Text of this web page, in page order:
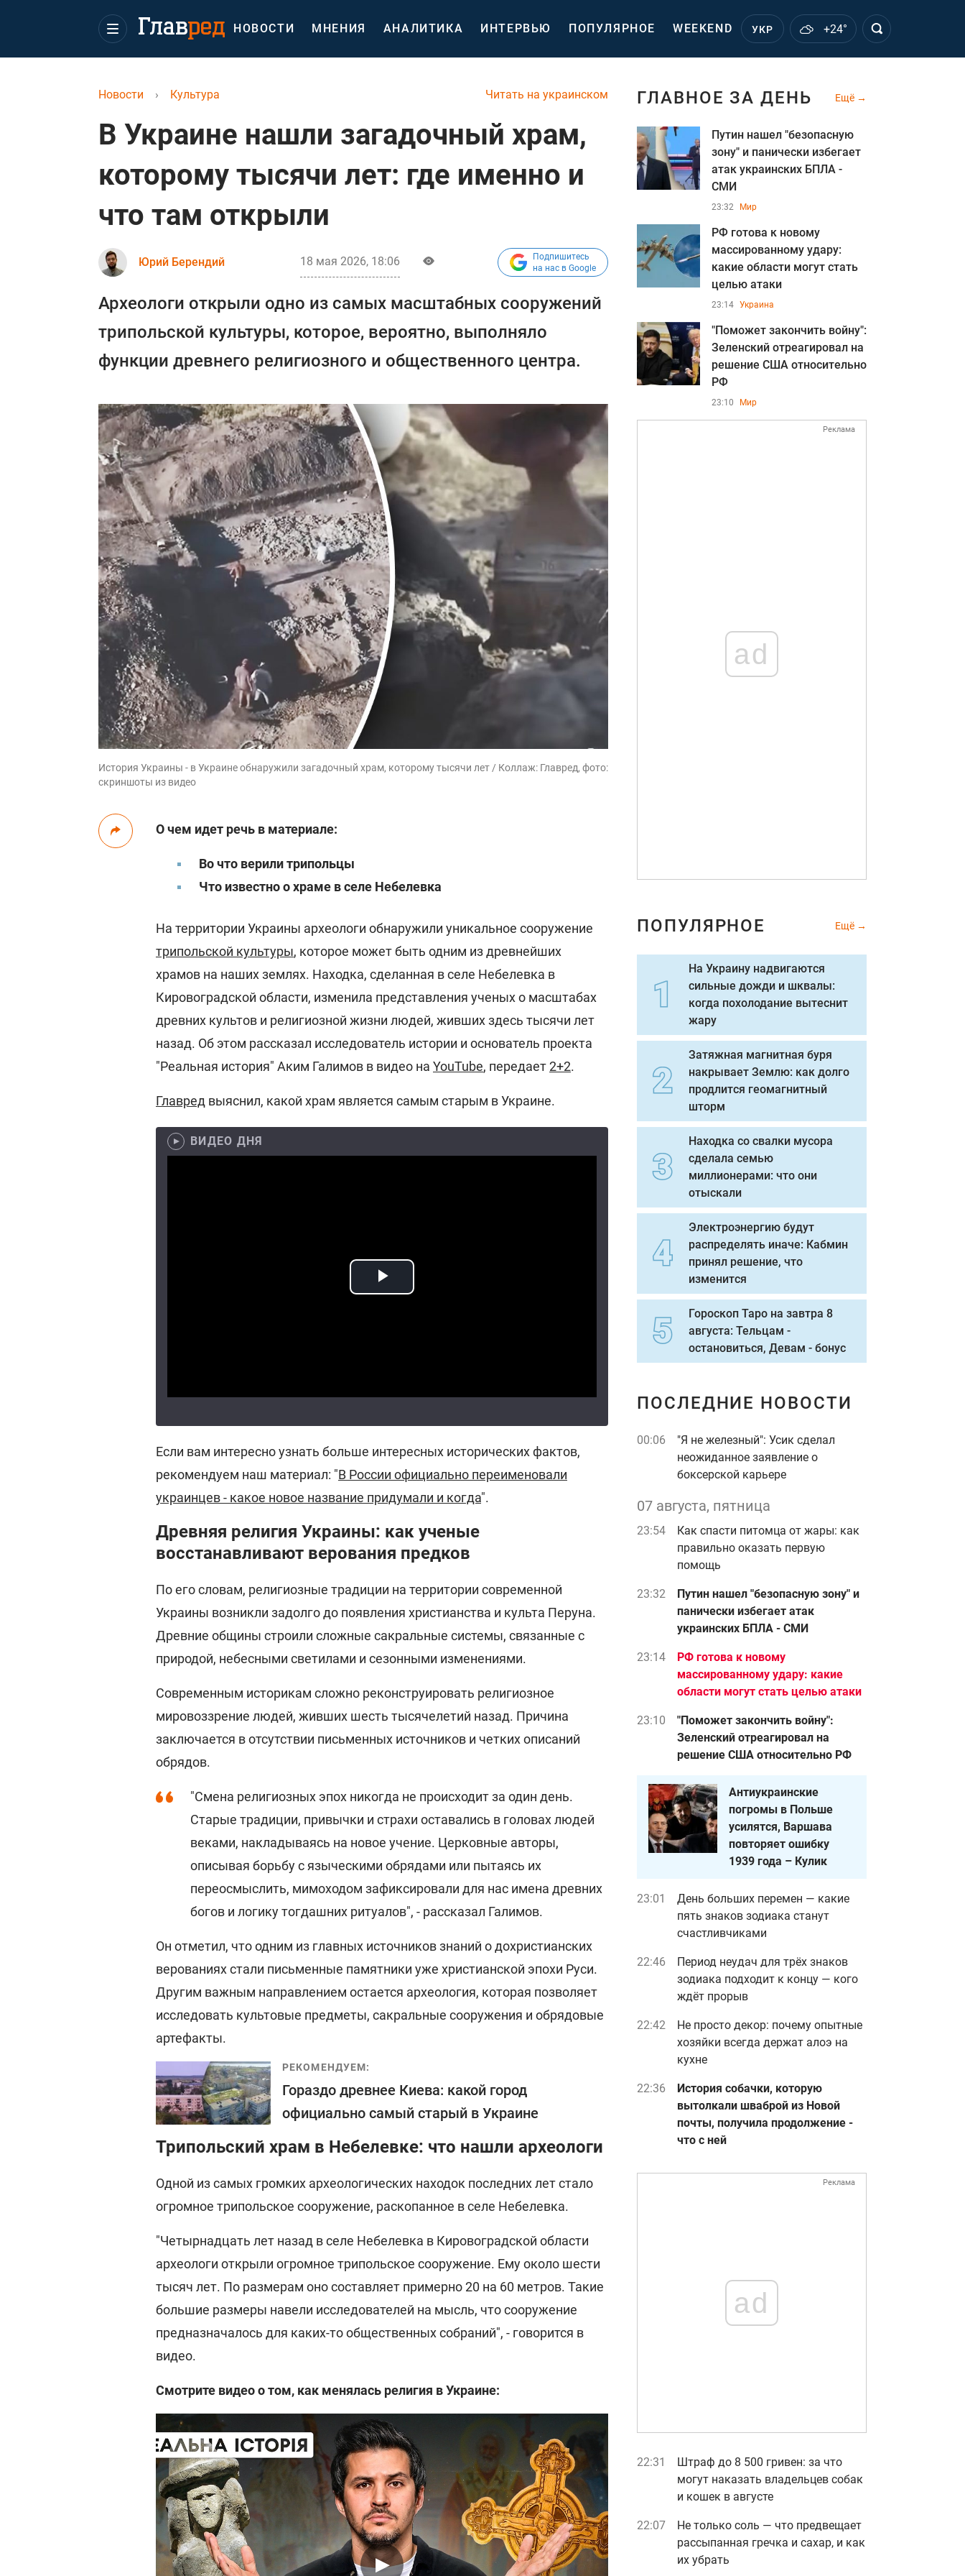
НОВОСТИ МНЕНИЯ АНАЛИТИКА ИНТЕРВЬЮ ПОПУЛЯРНОЕ WEEKEND УКР +24°
Читать на украинском
Новости › Культура
В Украине нашли загадочный храм,
которому тысячи лет: где именно и
что там открыли
Юрий Берендий 18 мая 2026, 18:06
Подпишитесь
на нас в Google
Археологи открыли одно из самых масштабных сооружений
трипольской культуры, которое, вероятно, выполняло
функции древнего религиозного и общественного центра.
История Украины - в Украине обнаружили загадочный храм, которому тысячи лет / Коллаж: Главред, фото:
скриншоты из видео
О чем идет речь в материале:
Во что верили трипольцы
Что известно о храме в селе Небелевка
На территории Украины археологи обнаружили уникальное сооружение
трипольской культуры, которое может быть одним из древнейших
храмов на наших землях. Находка, сделанная в селе Небелевка в
Кировоградской области, изменила представления ученых о масштабах
древних культов и религиозной жизни людей, живших здесь тысячи лет
назад. Об этом рассказал исследователь истории и основатель проекта
"Реальная история" Аким Галимов в видео на YouTube, передает2+2.
Главред выяснил, какой храм является самым старым в Украине.
ВИДЕО ДНЯ
Если вам интересно узнать больше интересных исторических фактов,
рекомендуем наш материал: "В России официально переименовали
украинцев - какое новое название придумали и когда".
Древняя религия Украины: как ученые
восстанавливают верования предков
По его словам, религиозные традиции на территории современной
Украины возникли задолго до появления христианства и культа Перуна.
Древние общины строили сложные сакральные системы, связанные с
природой, небесными светилами и сезонными изменениями.
Современным историкам сложно реконструировать религиозное
мировоззрение людей, живших шесть тысячелетий назад. Причина
заключается в отсутствии письменных источников и четких описаний
обрядов.
"Смена религиозных эпох никогда не происходит за один день.
Старые традиции, привычки и страхи оставались в головах людей
веками, накладываясь на новое учение. Церковные авторы,
описывая борьбу с языческими обрядами или пытаясь их
переосмыслить, мимоходом зафиксировали для нас имена древних
богов и логику тогдашних ритуалов", - рассказал Галимов.
Он отметил, что одним из главных источников знаний о дохристианских
верованиях стали письменные памятники уже христианской эпохи Руси.
Другим важным направлением остается археология, которая позволяет
исследовать культовые предметы, сакральные сооружения и обрядовые
артефакты.
РЕКОМЕНДУЕМ:
Гораздо древнее Киева: какой город
официально самый старый в Украине
Трипольский храм в Небелевке: что нашли археологи
Одной из самых громких археологических находок последних лет стало
огромное трипольское сооружение, раскопанное в селе Небелевка.
"Четырнадцать лет назад в селе Небелевка в Кировоградской области
археологи открыли огромное трипольское сооружение. Ему около шести
тысяч лет. По размерам оно составляет примерно 20 на 60 метров. Такие
большие размеры навели исследователей на мысль, что сооружение
предназначалось для каких-то общественных собраний", - говорится в
видео.
Смотрите видео о том, как менялась религия в Украине:
ГЛАВНОЕ ЗА ДЕНЬ Ещё
Путин нашел "безопасную
зону" и панически избегает
атак украинских БПЛА -
СМИ
23:32 Мир
РФ готова к новому
массированному удару:
какие области могут стать
целью атаки
23:14 Украина
"Поможет закончить войну":
Зеленский отреагировал на
решение США относительно
РФ
23:10 Мир
Реклама
ad
ПОПУЛЯРНОЕ Ещё
На Украину надвигаются
сильные дожди и шквалы:
когда похолодание вытеснит
жару
Затяжная магнитная буря
накрывает Землю: как долго
продлится геомагнитный
шторм
Находка со свалки мусора
сделала семью
миллионерами: что они
отыскали
Электроэнергию будут
распределять иначе: Кабмин
принял решение, что
изменится
Гороскоп Таро на завтра 8
августа: Тельцам -
остановиться, Девам - бонус
ПОСЛЕДНИЕ НОВОСТИ
00:06
"Я не железный": Усик сделал
неожиданное заявление о
боксерской карьере
07 августа, пятница
23:54
Как спасти питомца от жары: как
правильно оказать первую
помощь
23:32
Путин нашел "безопасную зону" и
панически избегает атак
украинских БПЛА - СМИ
23:14
РФ готова к новому
массированному удару: какие
области могут стать целью атаки
23:10
"Поможет закончить войну":
Зеленский отреагировал на
решение США относительно РФ
Антиукраинские
погромы в Польше
усилятся, Варшава
повторяет ошибку
1939 года – Кулик
23:01
День больших перемен — какие
пять знаков зодиака станут
счастливчиками
22:46
Период неудач для трёх знаков
зодиака подходит к концу — кого
ждёт прорыв
22:42
Не просто декор: почему опытные
хозяйки всегда держат алоэ на
кухне
22:36
История собачки, которую
вытолкали шваброй из Новой
почты, получила продолжение -
что с ней
Реклама
ad
22:31
Штраф до 8 500 гривен: за что
могут наказать владельцев собак
и кошек в августе
22:07
Не только соль — что предвещает
рассыпанная гречка и сахар, и как
их убрать